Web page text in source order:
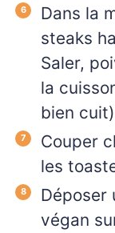
Dans la
steaks
Saler,
la
bien cuit)
Couper
les
Déposer
végan